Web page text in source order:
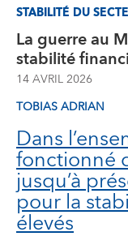
STABILITÉ DU
La guerre au
stabilité
14 AVRIL 2026
TOBIAS ADRIAN
Dans
fonctionné
jusqu’à
pour la
élevés